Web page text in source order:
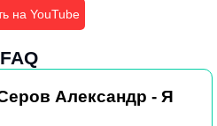
на YouTube
FAQ
Александр - Я